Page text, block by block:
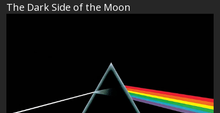
The Dark Side of the Moon